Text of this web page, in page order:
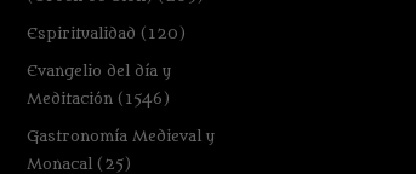
Espiritualidad (120)
Evangelio del día y
Meditación (1546)
Gastronomía Medieval y
Monacal (25)